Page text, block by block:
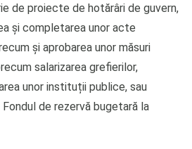
de proiecte de hotărâri de guvern,
și completarea unor acte
și aprobarea unor măsuri
salarizarea grefierilor,
unor instituții publice, sau
de rezervă bugetară la